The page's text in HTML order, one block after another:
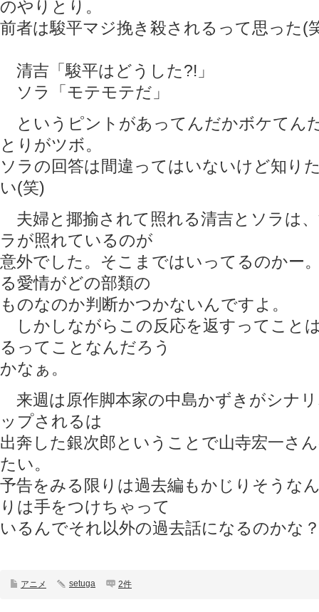
のやりとり。
前者は駿平マジ挽き殺されるって思った
清吉「駿平はどうした?!」
ソラ「モテモテだ」
というピントがあってんだかボケてん
とりがツボ。
ソラの回答は間違ってはいないけど知り
い(笑)
夫婦と揶揄されて照れる清吉とソラは
ラが照れているのが
意外でした。そこまではいってるのかー
る愛情がどの部類の
ものなのか判断かつかないんですよ。
しかしながらこの反応を返すってこと
るってことなんだろう
かなぁ。
来週は原作脚本家の中島かずきがシナ
ップされるは
出奔した銀次郎ということで山寺宏一さ
たい。
予告をみる限りは過去編もかじりそうな
りは手をつけちゃって
いるんでそれ以外の過去話になるのかな
アニメ setuga 2件